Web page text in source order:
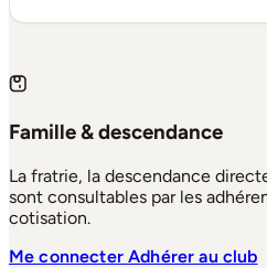
Famille & descendance
La fratrie, la descendance
sont consultables par les
cotisation.
Me connecterAdhérer au club